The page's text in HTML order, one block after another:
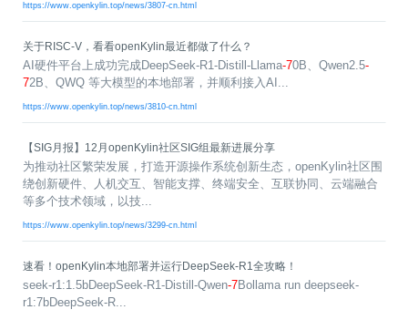
P
（
x
o
p
e
n
i
n
3
技
术
衍
生
发
版
站
应
用
镜
下
数
字
看
板
社
区
案
例
集
国
际
排
名
行
为
坛
邮
件
列
区
交
流
组
S
G
社
区
会
员
校
专
区
>
贡
献
成
C
L
A
签
署
社
区
实
社
月
刊
动
历
员
沙
龙
沙
龙
开
赛
/
活
品
牌
赛
事
究
生
大
赛
杯
大
赛
行
业
大
会
开
大
会
程
文
认
证
社
才
认
证
开
发
/
规
范
>
开
发
平
软
件
包
编
译
发
>
代
码
资
源
码
托
技
术
支
持
容
适
配
常
见
题
协
议
与
声
明
软
上
架
https://www.openkylin.top/news/3807-cn.html
关于RISC-V，看看openKylin最近都做了什么？
AI硬件平台上成功完成DeepSeek-R1-Distill-Llama-70B、Qwen2.5-
72B、QWQ 等大模型的本地部署，并顺利接入AI...
https://www.openkylin.top/news/3810-cn.html
【SIG月报】12月openKylin社区SIG组最新进展分享
为推动社区繁荣发展，打造开源操作系统创新生态，openKylin社区围
绕创新硬件、人机交互、智能支撑、终端安全、互联协同、云端融合
等多个技术领域，以技...
https://www.openkylin.top/news/3299-cn.html
速看！openKylin本地部署并运行DeepSeek-R1全攻略！
seek-r1:1.5bDeepSeek-R1-Distill-Qwen-7Bollama run deepseek-
r1:7bDeepSeek-R...